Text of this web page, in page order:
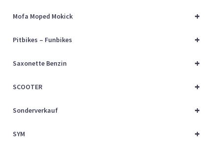
+
Mofa Moped Mokick
+
Pitbikes – Funbikes
+
Saxonette Benzin
+
SCOOTER
+
Sonderverkauf
+
SYM